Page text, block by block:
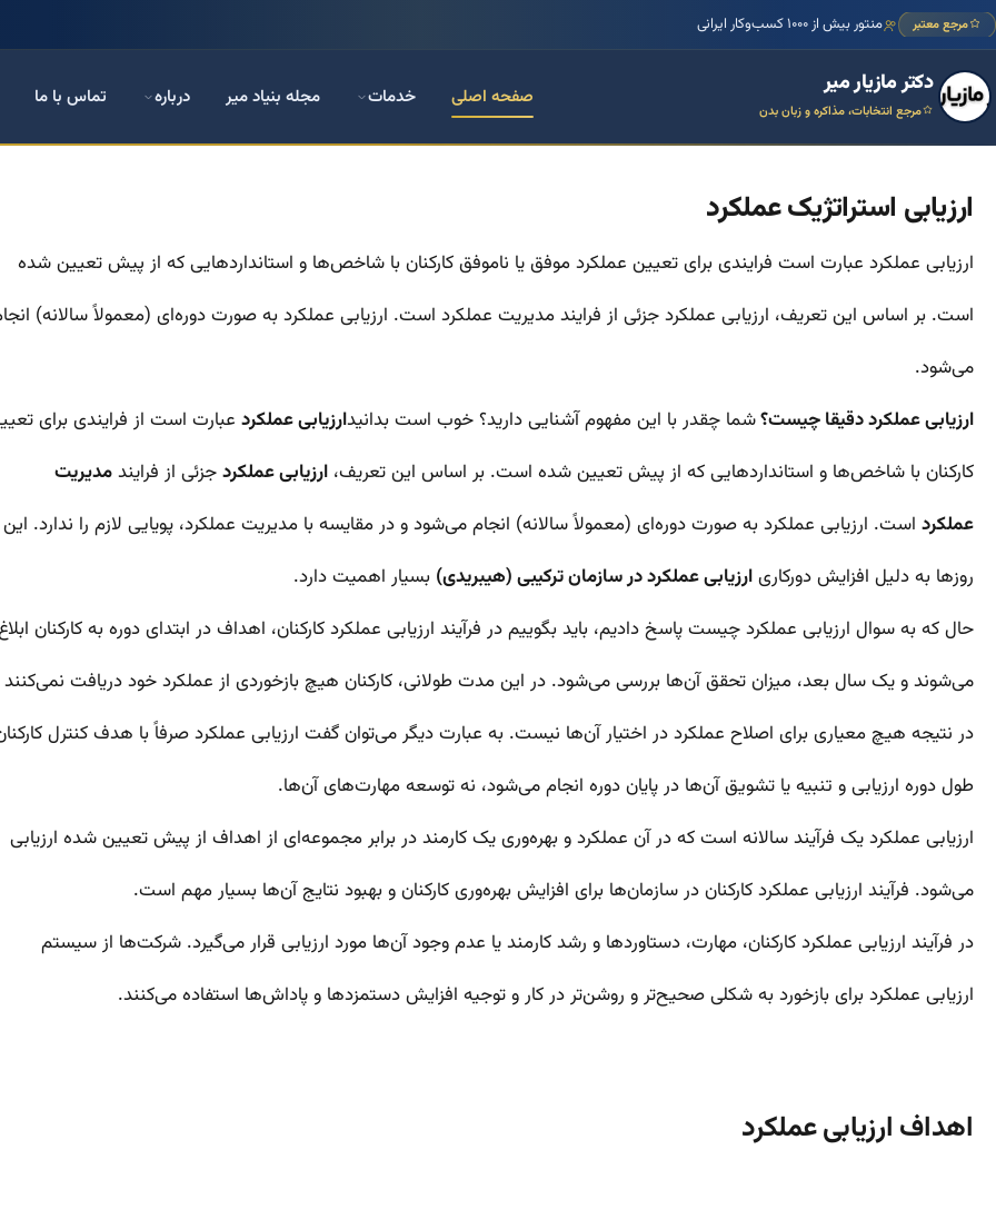
مرجع معتبر منتور بیش از ۱۰۰۰ کسب‌وکار ایرانی
دکتر مازیار میر
مرجع انتخابات، مذاکره و زبان بدن
صفحه اصلی خدمات مجله بنیاد میر درباره تماس با ما
ارزیابی استراتژیک عملکرد
ارزیابی عملکرد عبارت است فرایندی برای تعیین عملکرد موفق یا ناموفق کارکنان با شاخص‌ها و استانداردهایی که از پیش تعیین شده
است. بر اساس این تعریف، ارزیابی عملکرد جزئی از فرایند مدیریت عملکرد است. ارزیابی عملکرد به صورت دوره‌ای (معمولاً سالانه)
می‌شود.
ارزیابی عملکرد دقیقا چیست؟شما چقدر با این مفهوم آشنایی دارید؟ خوب است بدانیدارزیابی عملکرد عبارت است از فرایندی برای
کارکنان با شاخص‌ها و استانداردهایی که از پیش تعیین شده است. بر اساس این تعریف، ارزیابی عملکردجزئی از فرایندمدیریت
عملکرد است. ارزیابی عملکرد به صورت دوره‌ای (معمولاً سالانه) انجام می‌شود و در مقایسه با مدیریت عملکرد، پویایی لازم را ندارد. این
روزها به دلیل افزایش دورکاریارزیابی عملکرد در سازمان ترکیبی (هیبریدی) بسیار اهمیت دارد.
حال که به سوال ارزیابی عملکرد چیست پاسخ دادیم، باید بگوییم در فرآیند ارزیابی عملکرد کارکنان، اهداف در ابتدای دوره به کارکنان
می‌شوند و یک سال بعد، میزان تحقق آن‌ها بررسی می‌شود. در این مدت طولانی، کارکنان هیچ بازخوردی از عملکرد خود دریافت
در نتیجه هیچ معیاری برای اصلاح عملکرد در اختیار آن‌ها نیست. به عبارت دیگر می‌توان گفت ارزیابی عملکرد صرفاً با هدف کنترل
طول دوره ارزیابی و تنبیه یا تشویق آن‌ها در پایان دوره انجام می‌شود، نه توسعه مهارت‌های آن‌ها.
ارزیابی عملکرد یک فرآیند سالانه است که در آن عملکرد و بهره‌وری یک کارمند در برابر مجموعه‌ای از اهداف از پیش تعیین شده ارزیابی
می‌شود. فرآیند ارزیابی عملکرد کارکنان در سازمان‌ها برای افزایش بهره‌وری کارکنان و بهبود نتایج آن‌ها بسیار مهم است.
در فرآیند ارزیابی عملکرد کارکنان، مهارت، دستاوردها و رشد کارمند یا عدم وجود آن‌ها مورد ارزیابی قرار می‌گیرد. شرکت‌ها از سیستم
ارزیابی عملکرد برای بازخورد به شکلی صحیح‌تر و روشن‌تر در کار و توجیه افزایش دستمزدها و پاداش‌ها استفاده می‌کنند.
اهداف ارزیابی عملکرد